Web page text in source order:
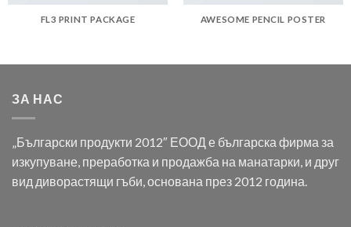
FL3 PRINT PACKAGE AWESOME PENCIL POSTER
ЗА НАС
„Български продукти 2012″ ЕООД е българска фирма за
изкупуване, преработка и продажба на манатарки, и друг
вид диворастящи гъби, основана през 2012 година.